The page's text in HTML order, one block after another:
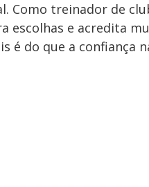
Como treinador de
escolhas e acredita
é do que a confiança